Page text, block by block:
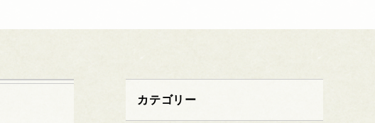
カテゴリー